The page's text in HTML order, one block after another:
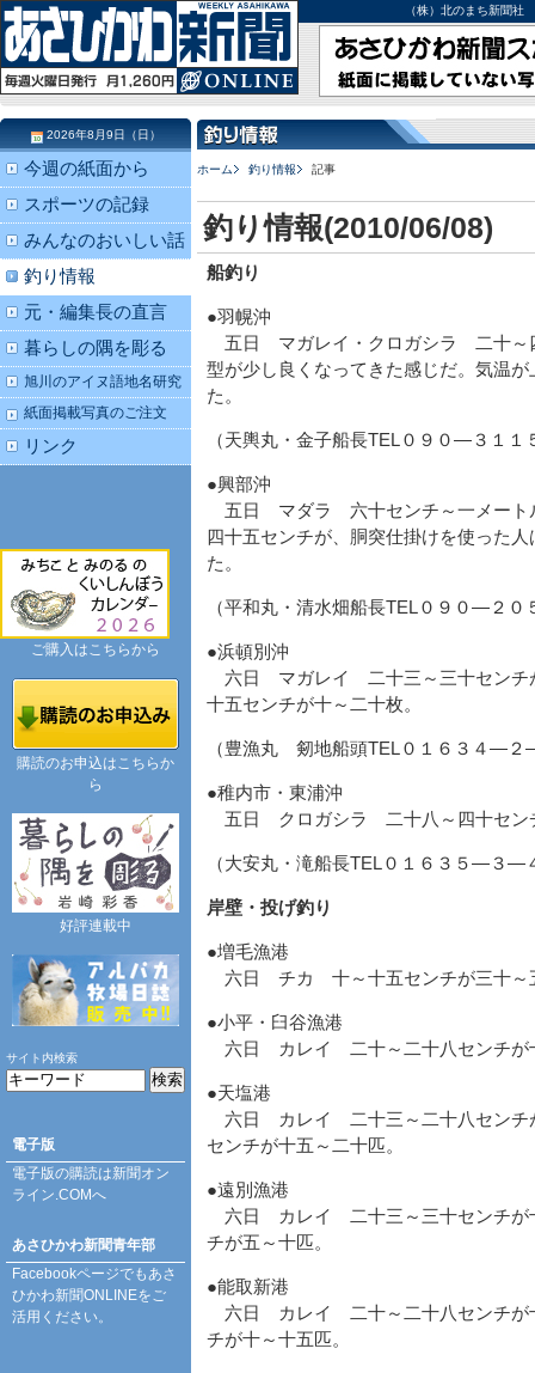
（株）北のまち新聞
ホーム 釣り情報 記事
釣り情報(2010/06/08)
船釣り
●羽幌沖
五日 マガレイ・クロガシラ 二十～
型が少し良くなってきた感じだ。気温
た。
（天輿丸・金子船長TEL０９０―３１
●興部沖
五日 マダラ 六十センチ～一メート
四十五センチが、胴突仕掛けを使った
た。
（平和丸・清水畑船長TEL０９０―２
●浜頓別沖
六日 マガレイ 二十三～三十センチ
十五センチが十～二十枚。
（豊漁丸 剱地船頭TEL０１６３４―２
●稚内市・東浦沖
五日 クロガシラ 二十八～四十セン
（大安丸・滝船長TEL０１６３５―３―
岸壁・投げ釣り
●増毛漁港
六日 チカ 十～十五センチが三十～
●小平・臼谷漁港
六日 カレイ 二十～二十八センチが
●天塩港
六日 カレイ 二十三～二十八センチ
センチが十五～二十匹。
●遠別漁港
六日 カレイ 二十三～三十センチが
チが五～十匹。
●能取新港
六日 カレイ 二十～二十八センチが
チが十～十五匹。
2026年8月9日（日）
今週の紙面から
スポーツの記録
みんなのおいしい話
釣り情報
元・編集長の直言
暮らしの隅を彫る
旭川のアイヌ語地名研究
紙面掲載写真のご注文
リンク
ご購入はこちらから
購読のお申込はこちらか
ら
好評連載中
サイト内検索
電子版
電子版の購読は新聞オン
ライン.COMへ
あさひかわ新聞青年部
Facebookページでもあさ
ひかわ新聞ONLINEをご
活用ください。